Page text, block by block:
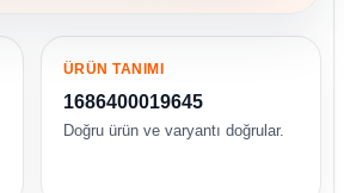
ÜRÜN TANIMI
1686400019645
Doğru ürün ve varyantı doğrular.